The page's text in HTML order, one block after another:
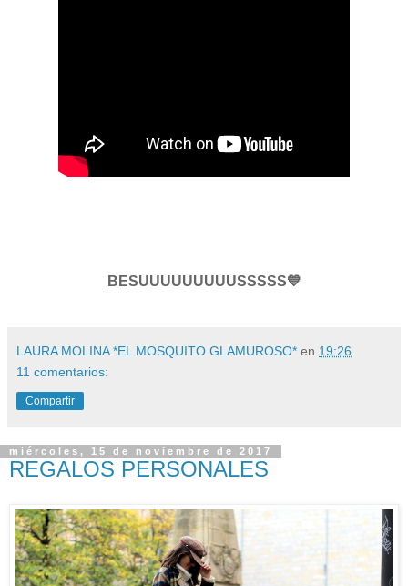
BESUUUUUUUUUSSSSS💙
LAURA MOLINA *EL MOSQUITO GLAMUROSO* en 19:26
11 comentarios:
Compartir
miércoles, 15 de noviembre de 2017
REGALOS PERSONALES